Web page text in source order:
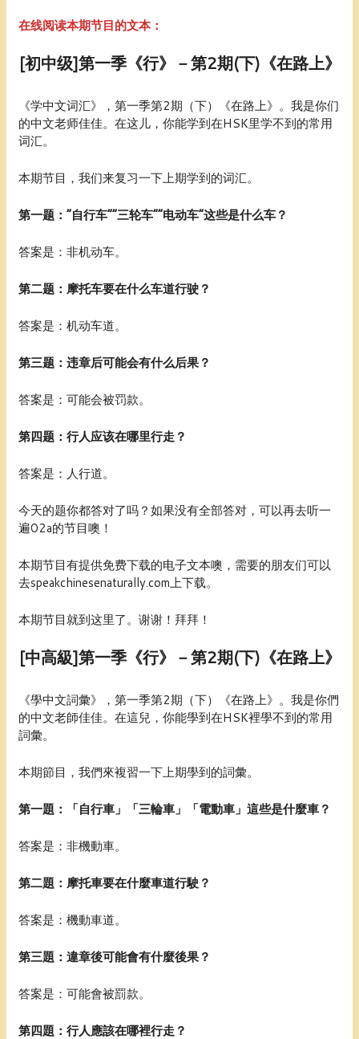
在线阅读本期节目的文本：
[初中级]第一季《行》－第2期(下)《在路上》
《学中文词汇》，第一季第2期（下）《在路上》。我是你们
的中文老师佳佳。在这儿，你能学到在HSK里学不到的常用
词汇。
本期节目，我们来复习一下上期学到的词汇。
第一题：“自行车”“三轮车”“电动车”这些是什么车？
答案是：非机动车。
第二题：摩托车要在什么车道行驶？
答案是：机动车道。
第三题：违章后可能会有什么后果？
答案是：可能会被罚款。
第四题：行人应该在哪里行走？
答案是：人行道。
今天的题你都答对了吗？如果没有全部答对，可以再去听一
遍02a的节目噢！
本期节目有提供免费下载的电子文本噢，需要的朋友们可以
去speakchinesenaturally.com上下载。
本期节目就到这里了。谢谢！拜拜！
[中高級]第一季《行》－第2期(下)《在路上》
《學中文詞彙》，第一季第2期（下）《在路上》。我是你們
的中文老師佳佳。在這兒，你能學到在HSK裡學不到的常用
詞彙。
本期節目，我們來複習一下上期學到的詞彙。
第一題：「自行車」「三輪車」「電動車」這些是什麼車？
答案是：非機動車。
第二題：摩托車要在什麼車道行駛？
答案是：機動車道。
第三題：違章後可能會有什麼後果？
答案是：可能會被罰款。
第四題：行人應該在哪裡行走？